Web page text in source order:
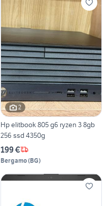
2
Hp elitbook 805 g6 ryzen 3 8gb
256 ssd 4350g
199 €
Bergamo(BG)